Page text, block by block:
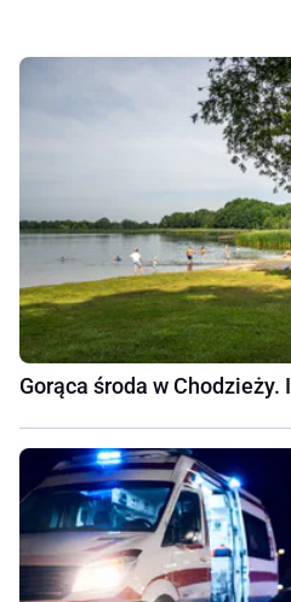
Gorąca środa w Chodzieży.